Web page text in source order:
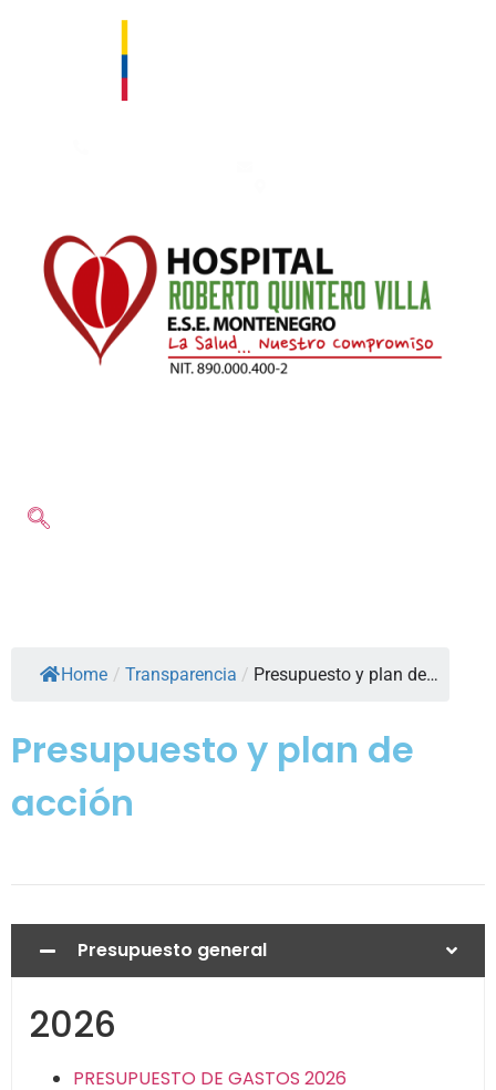
Home / Transparencia / Presupuesto y plan de…
Presupuesto y plan de
acción
Presupuesto general
2026
PRESUPUESTO DE GASTOS 2026